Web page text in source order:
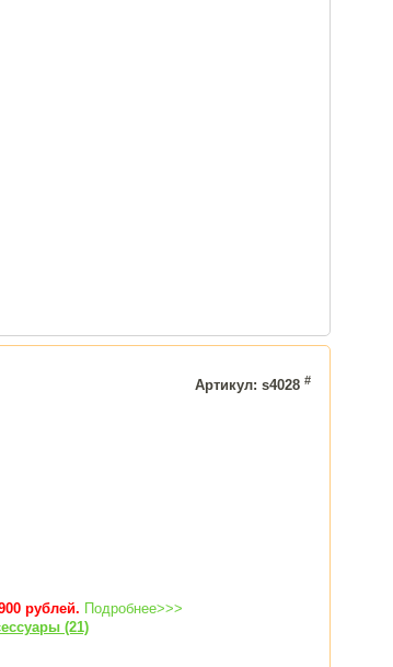
Артикул: s4028 #
рублей. Подробнее>>>
(21)